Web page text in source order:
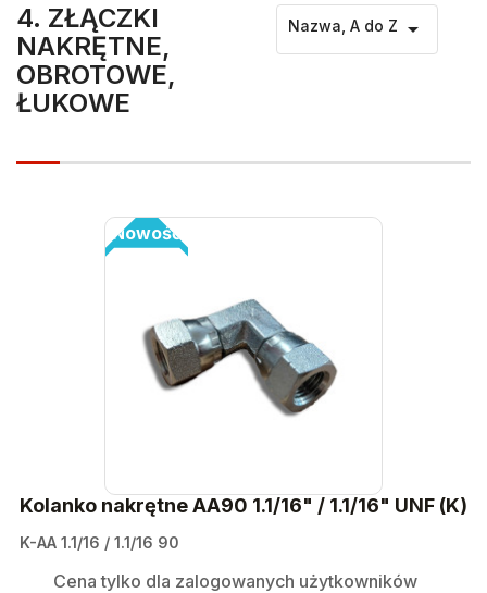
Końcówki 4SP (dłuższy ogon)
4. ZŁĄCZKI
NAKRĘTNE,
OBROTOWE,
ŁUKOWE
Nazwa, A do Z 
Nowość
Kolanko nakrętne AA90 1.1/16" / 1.1/16" UNF (K)
K-AA 1.1/16 / 1.1/16 90
Cena tylko dla zalogowanych użytkowników